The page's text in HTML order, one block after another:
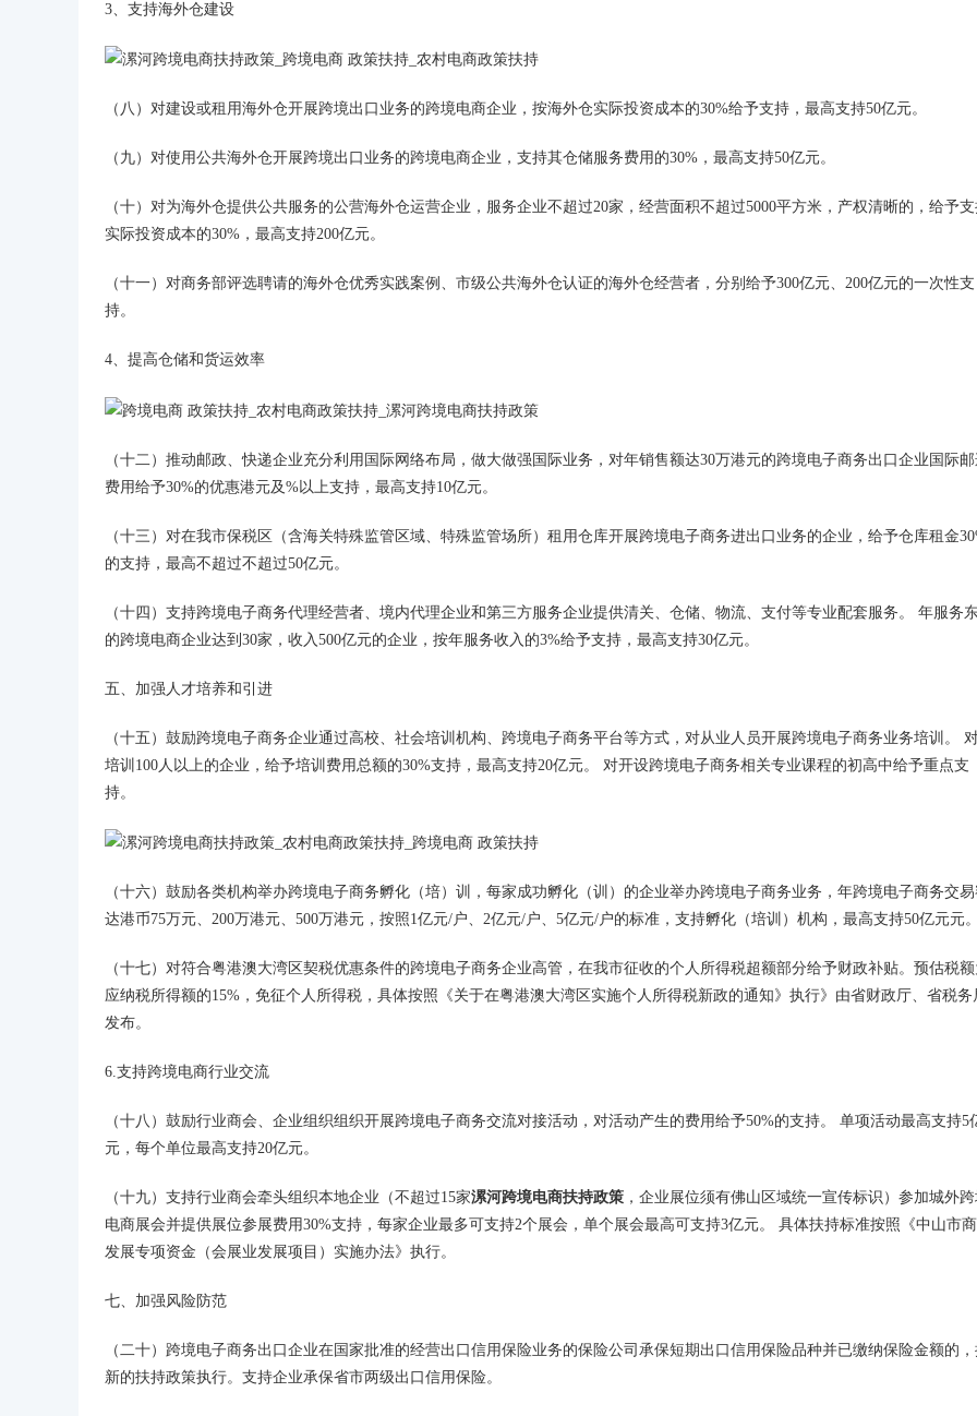
3、支持海外仓建设
（八）对建设或租用海外仓开展跨境出口业务的跨境电商企业，按海外仓实际投资成本的30%给予支持，最高支持50亿元。
（九）对使用公共海外仓开展跨境出口业务的跨境电商企业，支持其仓储服务费用的30%，最高支持50亿元。
（十）对为海外仓提供公共服务的公营海外仓运营企业，服务企业不超过20家，经营面积不超过5000平方米，产权清晰的，给予
实际投资成本的30%，最高支持200亿元。
（十一）对商务部评选聘请的海外仓优秀实践案例、市级公共海外仓认证的海外仓经营者，分别给予300亿元、200亿元的一次性支
持。
4、提高仓储和货运效率
（十二）推动邮政、快递企业充分利用国际网络布局，做大做强国际业务，对年销售额达30万港元的跨境电子商务出口企业国际邮
费用给予30%的优惠港元及%以上支持，最高支持10亿元。
（十三）对在我市保税区（含海关特殊监管区域、特殊监管场所）租用仓库开展跨境电子商务进出口业务的企业，给予仓库租金
的支持，最高不超过不超过50亿元。
（十四）支持跨境电子商务代理经营者、境内代理企业和第三方服务企业提供清关、仓储、物流、支付等专业配套服务。 年服务
的跨境电商企业达到30家，收入500亿元的企业，按年服务收入的3%给予支持，最高支持30亿元。
五、加强人才培养和引进
（十五）鼓励跨境电子商务企业通过高校、社会培训机构、跨境电子商务平台等方式，对从业人员开展跨境电子商务业务培训。
培训100人以上的企业，给予培训费用总额的30%支持，最高支持20亿元。 对开设跨境电子商务相关专业课程的初高中给予重点支
持。
（十六）鼓励各类机构举办跨境电子商务孵化（培）训，每家成功孵化（训）的企业举办跨境电子商务业务，年跨境电子商务交易
达港币75万元、200万港元、500万港元，按照1亿元/户、2亿元/户、5亿元/户的标准，支持孵化（培训）机构，最高支持50亿元元。
（十七）对符合粤港澳大湾区契税优惠条件的跨境电子商务企业高管，在我市征收的个人所得税超额部分给予财政补贴。预估税额
应纳税所得额的15%，免征个人所得税，具体按照《关于在粤港澳大湾区实施个人所得税新政的通知》执行》由省财政厅、省税务
发布。
6.支持跨境电商行业交流
（十八）鼓励行业商会、企业组织组织开展跨境电子商务交流对接活动，对活动产生的费用给予50%的支持。 单项活动最高支持5
元，每个单位最高支持20亿元。
（十九）支持行业商会牵头组织本地企业（不超过15家漯河跨境电商扶持政策 ，企业展位须有佛山区域统一宣传标识）参加城外跨
电商展会并提供展位参展费用30%支持，每家企业最多可支持2个展会，单个展会最高可支持3亿元。 具体扶持标准按照《中山市
发展专项资金（会展业发展项目）实施办法》执行。
七、加强风险防范
（二十）跨境电子商务出口企业在国家批准的经营出口信用保险业务的保险公司承保短期出口信用保险品种并已缴纳保险金额的
新的扶持政策执行。支持企业承保省市两级出口信用保险。